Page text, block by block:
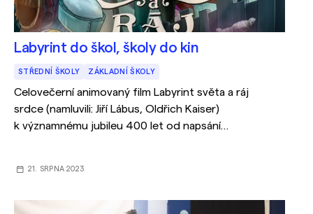
Labyrint do škol, školy do kin
STŘEDNÍ ŠKOLY ZÁKLADNÍ ŠKOLY
Celovečerní animovaný film Labyrint světa a ráj
srdce (namluvili: Jiří Lábus, Oldřich Kaiser)
k významnému jubileu 400 let od napsání
organizace. Zveme školy k návštěvě kina a využití
21. SRPNA 2023